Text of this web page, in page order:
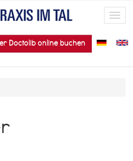
Doctolib online buchen